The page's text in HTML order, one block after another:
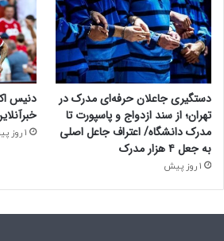
دستگیری جاعلان حرفه‌ای مدرک در
تهران؛ از سند ازدواج و پاسپورت تا
مدرک دانشگاه/ اعتراف جاعل اصلی
به جعل ۴ هزار مدرک
1 روز پیش
دنیس
1 روز پیش